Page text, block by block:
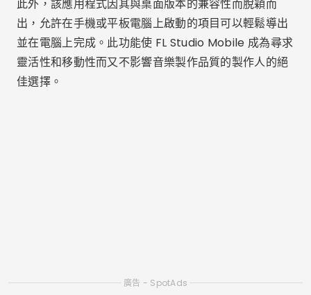
此外，該應用程式因其與桌面版本的兼容性而脫穎而
出，允許在手機或平板電腦上啟動的項目可以輕鬆導出
並在電腦上完成。此功能使 FL Studio Mobile 成為尋求
靈活性和移動性而又不影響音樂製作品質的製作人的絕
佳選擇。